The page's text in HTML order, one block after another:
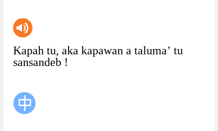
Kapah tu, aka kapawan a taluma’ tu
sansandeb !